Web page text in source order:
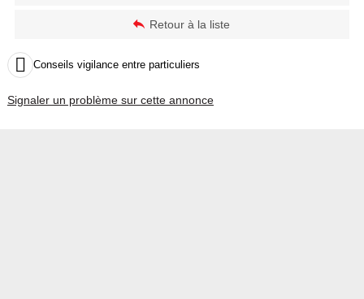
Retour à la liste
 Conseils vigilance entre particuliers
Signaler un problème sur cette annonce